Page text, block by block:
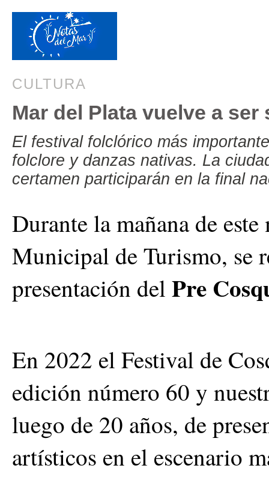
CULTURA
Mar del Plata vuelve a
El festival folclórico más
folclore y danzas nativas. La
certamen participarán en la final
Durante la mañana de
Municipal de Turismo, se
presentación del Pre
En 2022 el Festival de
edición número 60 y
luego de 20 años, de
artísticos en el escenario